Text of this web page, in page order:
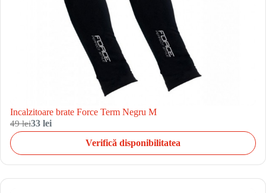
Incalzitoare brate Force Term Negru M
49 lei33 lei
Verifică disponibilitatea